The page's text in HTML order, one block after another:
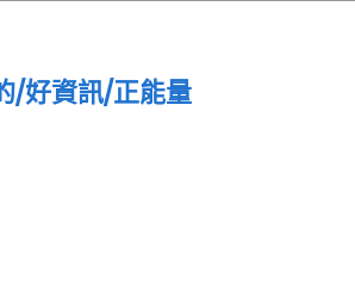
/好資訊/正能量